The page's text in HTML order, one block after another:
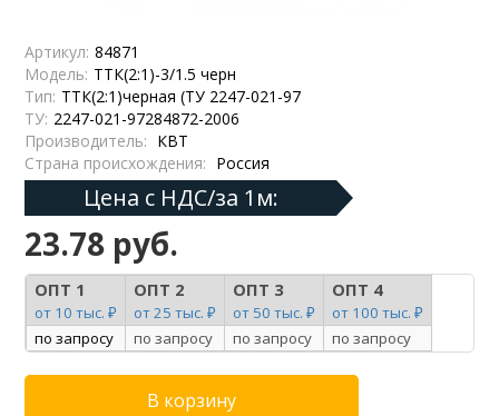
Артикул: 84871
Модель: ТТК(2:1)-3/1.5 черн
Тип: ТТК(2:1)черная (ТУ 2247-021-97
ТУ: 2247-021-97284872-2006
Производитель: КВТ
Страна происхождения: Россия
Цена с НДС/за 1м:
23.78 руб.
ОПТ 1
от 10 тыс. ₽
ОПТ 2
от 25 тыс. ₽
ОПТ 3
от 50 тыс. ₽
ОПТ 4
от 100 тыс. ₽
по запросу
по запросу по запросу по запросу